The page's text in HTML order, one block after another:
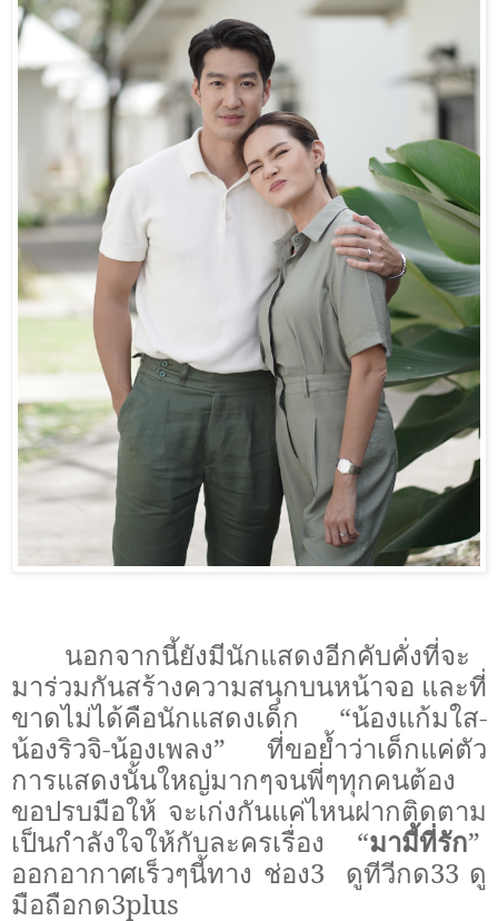
นอกจากนี้ยังมีนักแสดงอีกคับคั่งที่จะ
มาร่วมกันสร้างความสนุกบนหน้าจอ และที่
ขาดไม่ได้คือนักแสดงเด็ก “น้องแก้มใส-
น้องริวจิ-น้องเพลง” ที่ขอย้ำว่าเด็กแค่ตัว
การแสดงนั้นใหญ่มากๆจนพี่ๆทุกคนต้อง
ขอปรบมือให้ จะเก่งกันแค่ไหนฝากติดตาม
เป็นกำลังใจให้กับละครเรื่อง “มามี้ที่รัก”
ออกอากาศเร็วๆนี้ทาง ช่อง3
ดูทีวีกด33 ดู
มือถือกด3plus